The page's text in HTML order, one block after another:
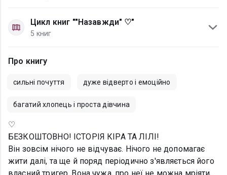
Цикл книг ""Назавжди" ♡"
5 книг
Про книгу
сильні почуття дуже відверто і емоційно
багатий хлопець і проста дівчина
♡
БЕЗКОШТОВНО! ІСТОРІЯ КІРА ТА ЛІЛІ!
Він зовсім нічого не відчуває. Нічого не допомагає
жити далі, та ще й поряд періодично з'являється його